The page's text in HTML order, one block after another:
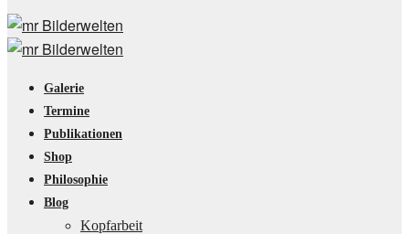
Galerie
Termine
Publikationen
Shop
Philosophie
Blog
Kopfarbeit